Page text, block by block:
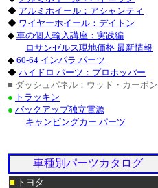
◆ アルミホイール：アシャンティ
◆ ワイヤーホイール：デイトン
◆ 車の個人輸入講座：実践編
ロサンゼルス現地価格 最新情報
◆ 60-64 インパラ パーツ
◆ ハイドロ パーツ：プロホッパー
■ ダッシュパネル：ウッド・カーボン
● トラッキン
● バックアップ独立電源
キャンピングカー パーツ
車種別パーツカタログ
■ トヨタ